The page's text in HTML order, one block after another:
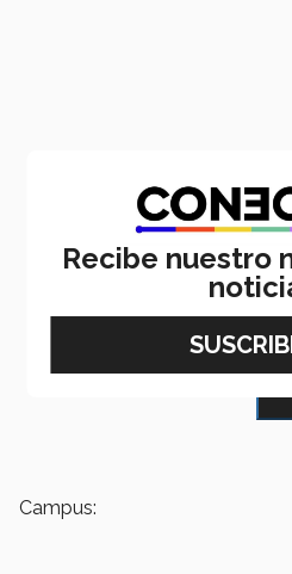
Email
Campus:
Recibe nuestro